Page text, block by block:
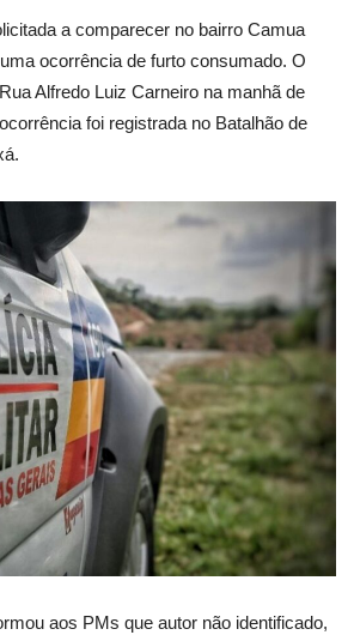
a comparecer no bairro Camua
ocorrência de furto consumado. O
Alfredo Luiz Carneiro na manhã de
foi registrada no Batalhão de
aos PMs que autor não identificado,